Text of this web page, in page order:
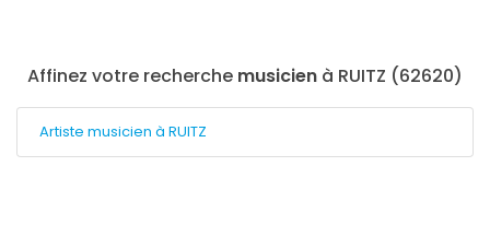
Affinez votre recherche musicien à RUITZ (62620)
Artiste musicien à RUITZ